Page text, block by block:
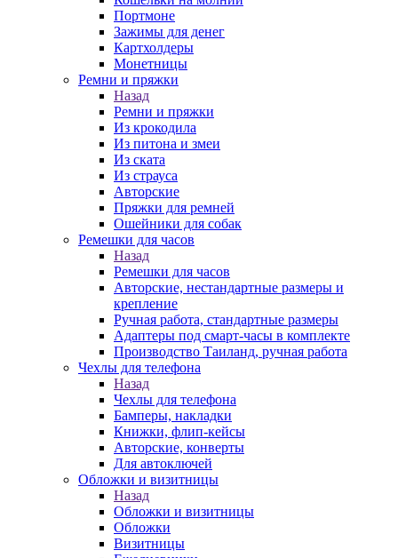
Портмоне
Зажимы для денег
Картхолдеры
Монетницы
Ремни и пряжки
Назад
Ремни и пряжки
Из крокодила
Из питона и змеи
Из ската
Из страуса
Авторские
Пряжки для ремней
Ошейники для собак
Ремешки для часов
Назад
Ремешки для часов
Авторские, нестандартные размеры и
крепление
Ручная работа, стандартные размеры
Адаптеры под смарт-часы в комплекте
Производство Таиланд, ручная работа
Чехлы для телефона
Назад
Чехлы для телефона
Бамперы, накладки
Книжки, флип-кейсы
Авторские, конверты
Для автоключей
Обложки и визитницы
Назад
Обложки и визитницы
Обложки
Визитницы